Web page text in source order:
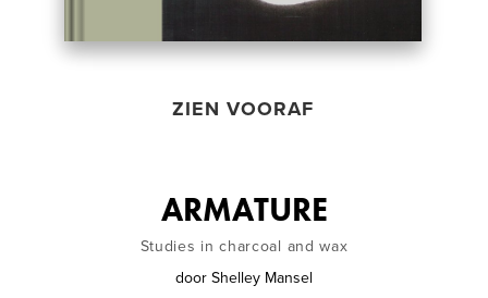
ZIEN VOORAF
ARMATURE
Studies in charcoal and wax
door Shelley Mansel